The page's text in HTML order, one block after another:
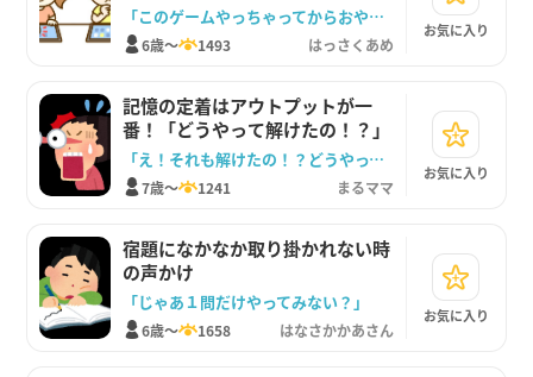
「このゲームやっちゃってからおやつ食べようか」
6歳～ 1493 はっさくあめ
お気に入り
記憶の定着はアウトプットが一
番！「どうやって解けたの！？」
「え！それも解けたの！？どうやって解いたの？」
7歳～ 1241 まるママ
お気に入り
宿題になかなか取り掛かれない時
の声かけ
「じゃあ１問だけやってみない？」
6歳～ 1658 はなさかかあさん
お気に入り